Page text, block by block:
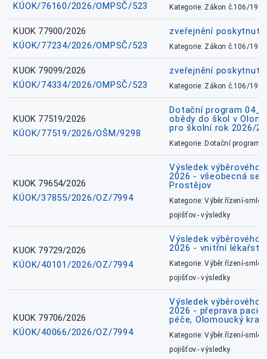
KÚOK/76160/2026/OMPSČ/523
Kategorie: Zákon č.106/1999
KUOK 77900/2026
KÚOK/77234/2026/OMPSČ/523
zveřejnění
Kategorie: Zákon č.106/1999
KUOK 79099/2026
KÚOK/74334/2026/OMPSČ/523
zveřejnění
Kategorie: Zákon č.106/1999
KUOK 77519/2026
KÚOK/77519/2026/OŠM/9298
Dotační program
obědy do škol v
pro školní rok 2026/
Kategorie: Dotační
KUOK 79654/2026
KÚOK/37855/2026/OZ/7994
Výsledek výběrového
2026 - všeobecná
Prostějov
Kategorie: Výběr.řízení-
pojišťov.- výsledky
KUOK 79729/2026
KÚOK/40101/2026/OZ/7994
Výsledek výběrového
2026 - vnitřní
Kategorie: Výběr.řízení-
pojišťov.- výsledky
KUOK 79706/2026
KÚOK/40066/2026/OZ/7994
Výsledek výběrového
2026 - přeprava
péče, Olomoucký kraj
Kategorie: Výběr.řízení-
pojišťov.- výsledky